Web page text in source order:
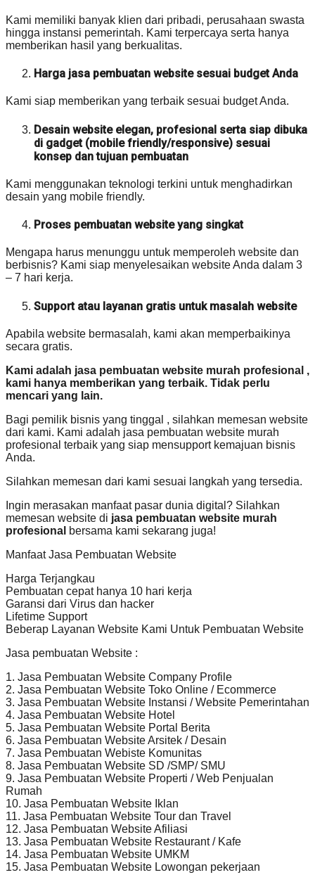
Kami memiliki banyak klien dari pribadi, perusahaan swasta
hingga instansi pemerintah. Kami terpercaya serta hanya
memberikan hasil yang berkualitas.
Harga jasa pembuatan website sesuai budget Anda
Kami siap memberikan yang terbaik sesuai budget Anda.
Desain website elegan, profesional serta siap dibuka
di gadget (mobile friendly/responsive) sesuai
konsep dan tujuan pembuatan
Kami menggunakan teknologi terkini untuk menghadirkan
desain yang mobile friendly.
Proses pembuatan website yang singkat
Mengapa harus menunggu untuk memperoleh website dan
berbisnis? Kami siap menyelesaikan website Anda dalam 3
– 7 hari kerja.
Support atau layanan gratis untuk masalah website
Apabila website bermasalah, kami akan memperbaikinya
secara gratis.
Kami adalah jasa pembuatan website murah profesional ,
kami hanya memberikan yang terbaik. Tidak perlu
mencari yang lain.
Bagi pemilik bisnis yang tinggal , silahkan memesan website
dari kami. Kami adalah jasa pembuatan website murah
profesional terbaik yang siap mensupport kemajuan bisnis
Anda.
Silahkan memesan dari kami sesuai langkah yang tersedia.
Ingin merasakan manfaat pasar dunia digital? Silahkan
memesan website di jasa pembuatan website murah
profesional bersama kami sekarang juga!
Manfaat Jasa Pembuatan Website
Harga Terjangkau
Pembuatan cepat hanya 10 hari kerja
Garansi dari Virus dan hacker
Lifetime Support
Beberap Layanan Website Kami Untuk Pembuatan Website
Jasa pembuatan Website :
1. Jasa Pembuatan Website Company Profile
2. Jasa Pembuatan Website Toko Online / Ecommerce
3. Jasa Pembuatan Website Instansi / Website Pemerintahan
4. Jasa Pembuatan Website Hotel
5. Jasa Pembuatan Website Portal Berita
6. Jasa Pembuatan Website Arsitek / Desain
7. Jasa Pembuatan Webiste Komunitas
8. Jasa Pembuatan Website SD /SMP/ SMU
9. Jasa Pembuatan Website Properti / Web Penjualan
Rumah
10. Jasa Pembuatan Website Iklan
11. Jasa Pembuatan Website Tour dan Travel
12. Jasa Pembuatan Website Afiliasi
13. Jasa Pembuatan Website Restaurant / Kafe
14. Jasa Pembuatan Website UMKM
15. Jasa Pembuatan Website Lowongan pekerjaan